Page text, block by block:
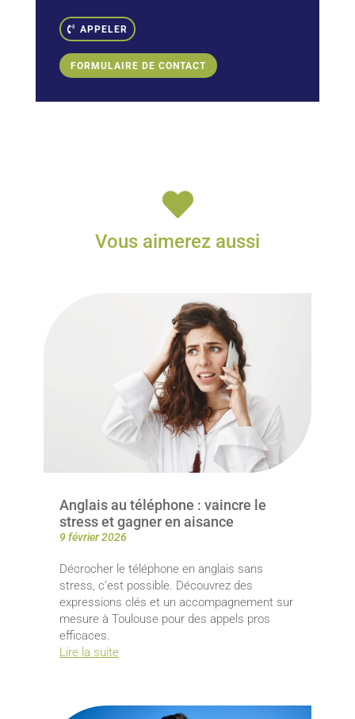
APPELER
FORMULAIRE DE CONTACT

Vous aimerez aussi
Anglais au téléphone : vaincre le
stress et gagner en aisance
9 février 2026
Décrocher le téléphone en anglais sans
stress, c’est possible. Découvrez des
expressions clés et un accompagnement sur
mesure à Toulouse pour des appels pros
efficaces.
Lire la suite